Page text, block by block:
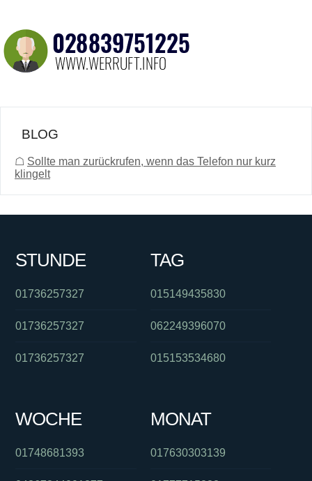
BLOG
☖ Sollte man zurückrufen, wenn das Telefon nur kurz
klingelt
STUNDE
01736257327
01736257327
01736257327
TAG
015149435830
062249396070
015153534680
WOCHE
01748681393
MONAT
017630303139